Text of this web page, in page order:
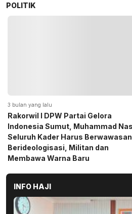
POLITIK
4 bulan yang lalu
SK DPC PDIP Medan Resmi
Diterbitkan, Hasyim SE: Solid dan
Tegak Lurus Satu Komando
INFO HAJI